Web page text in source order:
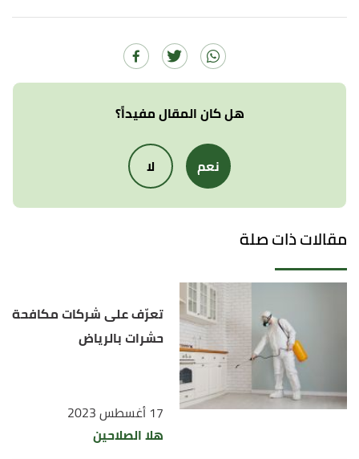
↑"شركة مكافحة حشرات بالكويت"،الشاطر الدولية
لمكافحة ورش الحشرات
"شركة الفهد المتخصصة في مكافحة الحشرات"
. بتصرّف.
للخدمات المنزلية
↑"شركة الشاطر وان"،شركة الشاطر وان لمكافحة
، اطّلع عليه بتاريخ 1/2/2024. بتصرّف.
هل كان المقال مفيداً؟
نعم لا
مقالات ذات صلة
تعرّف على شركات مكافحة
حشرات بالرياض
17 أغسطس 2023
هلا الصلاحين